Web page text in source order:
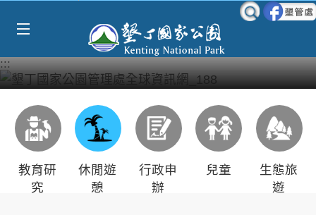
:::
教育研
究
休閒遊
憩
行政申
辦
兒童
生態旅
遊